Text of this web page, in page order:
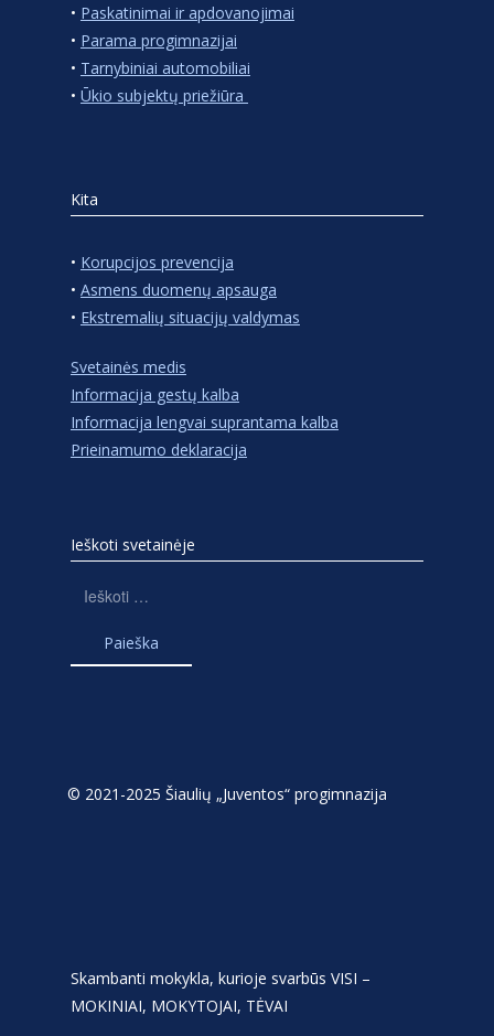
• Paskatinimai ir apdovanojimai
• Parama progimnazijai
• Tarnybiniai automobiliai
• Ūkio subjektų priežiūra
Kita
• Korupcijos prevencija
• Asmens duomenų apsauga
• Ekstremalių situacijų valdymas
Svetainės medis
Informacija gestų kalba
Informacija lengvai suprantama kalba
Prieinamumo deklaracija
Ieškoti svetainėje
© 2021-2025 Šiaulių „Juventos“ progimnazija
Skambanti mokykla, kurioje svarbūs VISI –
MOKINIAI, MOKYTOJAI, TĖVAI